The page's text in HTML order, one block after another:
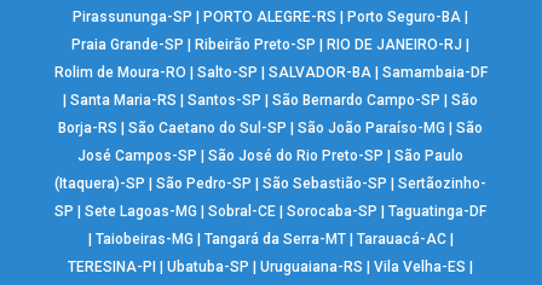
Pirassununga-SP |PORTO ALEGRE-RS |Porto Seguro-BA |
Praia Grande-SP |Ribeirão Preto-SP |RIO DE JANEIRO-RJ |
Rolim de Moura-RO | Salto-SP | SALVADOR-BA| Samambaia-DF
|Santa Maria-RS |Santos-SP |São Bernardo Campo-SP |São
Borja-RS |São Caetano do Sul-SP |São João Paraíso-MG |São
José Campos-SP |São José do Rio Preto-SP |São Paulo
(Itaquera)-SP |São Pedro-SP |São Sebastião-SP |Sertãozinho-
SP |Sete Lagoas-MG |Sobral-CE |Sorocaba-SP |Taguatinga-DF
| Taiobeiras-MG | Tangará da Serra-MT| Tarauacá-AC|
TERESINA-PI |Ubatuba-SP |Uruguaiana-RS |Vila Velha-ES |